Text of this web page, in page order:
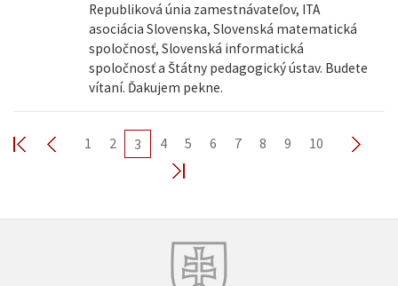
Republiková únia zamestnávateľov, ITA
asociácia Slovenska, Slovenská matematická
spoločnosť, Slovenská informatická
spoločnosť a Štátny pedagogický ústav. Budete
vítaní. Ďakujem pekne.
1 2 3 4 5 6 7 8 9 10